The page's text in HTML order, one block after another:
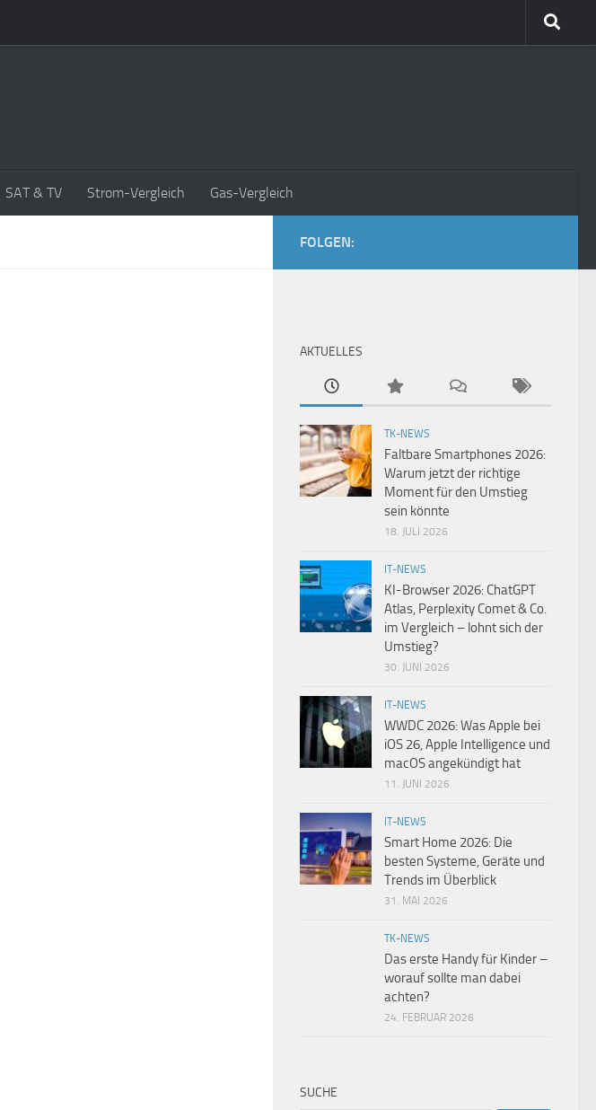
SAT & TV Strom-Vergleich Gas-Vergleich
FOLGEN:
AKTUELLES
TK-NEWS
Faltbare Smartphones 2026:
Warum jetzt der richtige
Moment für den Umstieg
sein könnte
18. JULI 2026
IT-NEWS
KI-Browser 2026: ChatGPT
Atlas, Perplexity Comet & Co.
im Vergleich – lohnt sich der
Umstieg?
30. JUNI 2026
IT-NEWS
WWDC 2026: Was Apple bei
iOS 26, Apple Intelligence und
macOS angekündigt hat
11. JUNI 2026
IT-NEWS
Smart Home 2026: Die
besten Systeme, Geräte und
Trends im Überblick
31. MAI 2026
TK-NEWS
Das erste Handy für Kinder –
worauf sollte man dabei
achten?
24. FEBRUAR 2026
SUCHE